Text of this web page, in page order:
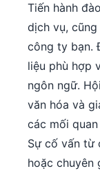
Tiến hành
dịch vụ,
công ty bạn.
liệu phù hợp
ngôn ngữ.
văn hóa và
các mối
Sự cố vấn từ
hoặc chuyên